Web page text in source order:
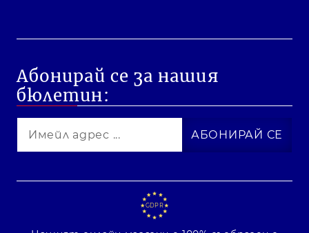
Абонирай се за нашия
бюлетин:
GDPR